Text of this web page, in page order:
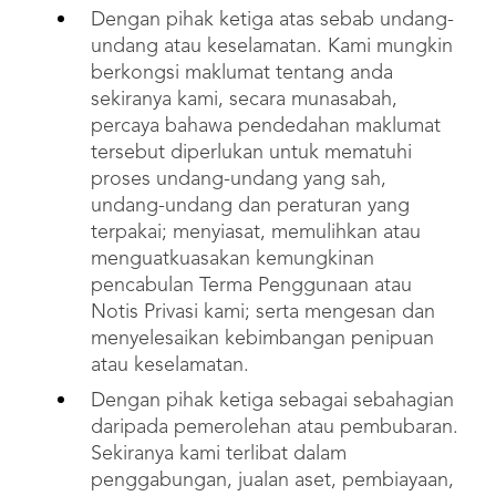
Dengan pihak ketiga atas sebab undang-
undang atau keselamatan. Kami mungkin
berkongsi maklumat tentang anda
sekiranya kami, secara munasabah,
percaya bahawa pendedahan maklumat
tersebut diperlukan untuk mematuhi
proses undang-undang yang sah,
undang-undang dan peraturan yang
terpakai; menyiasat, memulihkan atau
menguatkuasakan kemungkinan
pencabulan Terma Penggunaan atau
Notis Privasi kami; serta mengesan dan
menyelesaikan kebimbangan penipuan
atau keselamatan.
Dengan pihak ketiga sebagai sebahagian
daripada pemerolehan atau pembubaran.
Sekiranya kami terlibat dalam
penggabungan, jualan aset, pembiayaan,